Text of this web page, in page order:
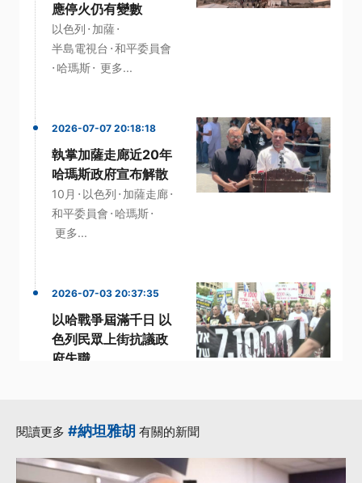
應停火仍有變數
以色列 · 加薩·
半島電視台 ·和平委員會
· 哈瑪斯· 更多...
2026-07-07 20:18:18
執掌加薩走廊近20年
哈瑪斯政府宣布解散
10月 · 以色列 · 加薩走廊·
和平委員會 · 哈瑪斯·
更多...
2026-07-03 20:37:35
以哈戰爭屆滿千日 以
色列民眾上街抗議政
府失職
閱讀更多 #納坦雅胡 有關的新聞